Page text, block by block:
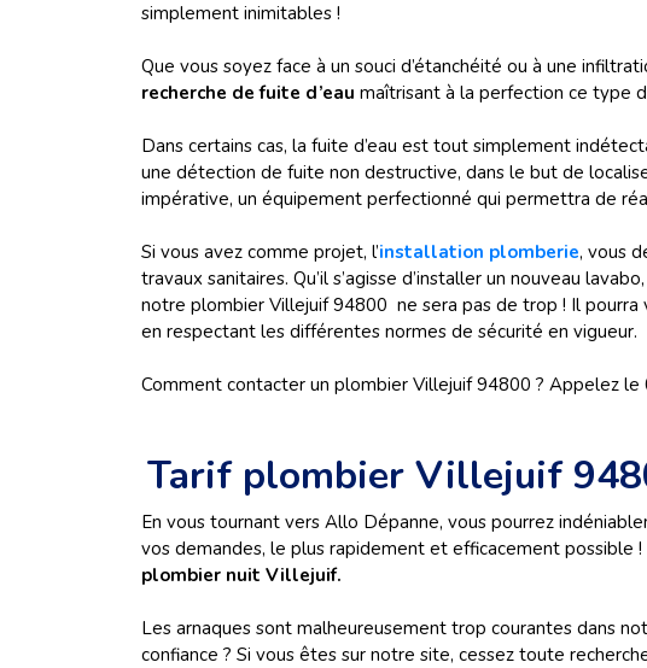
simplement inimitables !
Que vous soyez face à un souci d’étanchéité ou à une
recherche de fuite d’eau maîtrisant à la perfection ce type
Dans certains cas, la fuite d’eau est tout simplement
une détection de fuite non destructive, dans le but de
impérative, un équipement perfectionné qui permettra de
Si vous avez comme projet, l’installation plomberie, vous
travaux sanitaires. Qu’il s’agisse d’installer un nouveau
notre plombier Villejuif 94800 ne sera pas de trop ! Il pourra
en respectant les différentes normes de sécurité en vigueur.
Comment contacter un plombier Villejuif 94800 ? Appelez le
Tarif plombier Villejuif
En vous tournant vers Allo Dépanne, vous pourrez
vos demandes, le plus rapidement et efficacement possible
plombier nuit Villejuif.
Les arnaques sont malheureusement trop courantes dans
confiance ? Si vous êtes sur notre site, cessez toute